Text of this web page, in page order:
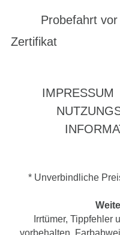
Probefahrt
Zertifikat
IMPRESSUM
* Unverbindliche
Irrtümer, Tippfehler
vorbehalten.